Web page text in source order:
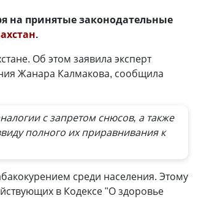
на принятые законодательные
.
Об этом заявила эксперт
Жанара Калмакова, сообщила
с запретом снюсов, а также
полного их приравнивания к
среди населения. Этому
в Кодексе "О здоровье